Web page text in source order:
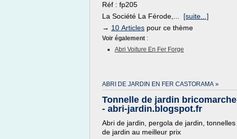
Réf : fp205
La Société La Férode,... [suite...]
→ 10 Articles pour ce thème
Voir également :
Abri Voiture En Fer Forge
ABRI DE JARDIN EN FER CASTORAMA »
Tonnelle de jardin bricomarche
- abri-jardin.blogspot.fr
Abri de jardin, pergola de jardin, tonnelles
de jardin au meilleur prix